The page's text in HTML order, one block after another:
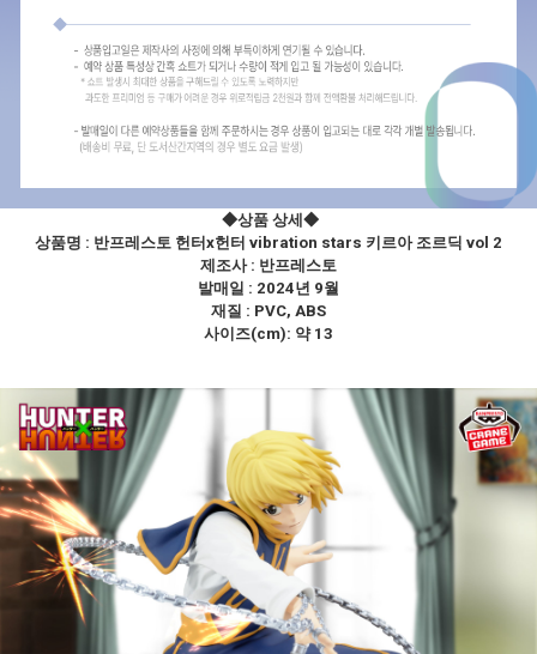
◆상품 상세◆
상품명 : 반프레스토 헌터x헌터 vibration stars 키르아 조르딕 vol 2
제조사 : 반프레스토
발매일 : 2024년 9월
재질 : PVC, ABS
사이즈(cm): 약 13